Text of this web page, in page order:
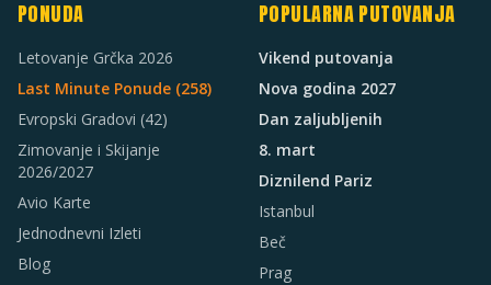
PONUDA
Letovanje Grčka 2026
Last Minute Ponude (258)
Evropski Gradovi (42)
Zimovanje i Skijanje
2026/2027
Avio Karte
Jednodnevni Izleti
Blog
POPULARNA PUTOVANJA
Vikend putovanja
Nova godina 2027
Dan zaljubljenih
8. mart
Diznilend Pariz
Istanbul
Beč
Prag